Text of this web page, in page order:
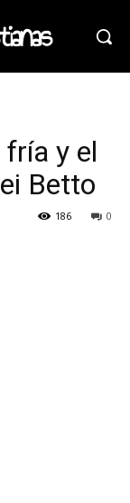
y el
Betto
0
186